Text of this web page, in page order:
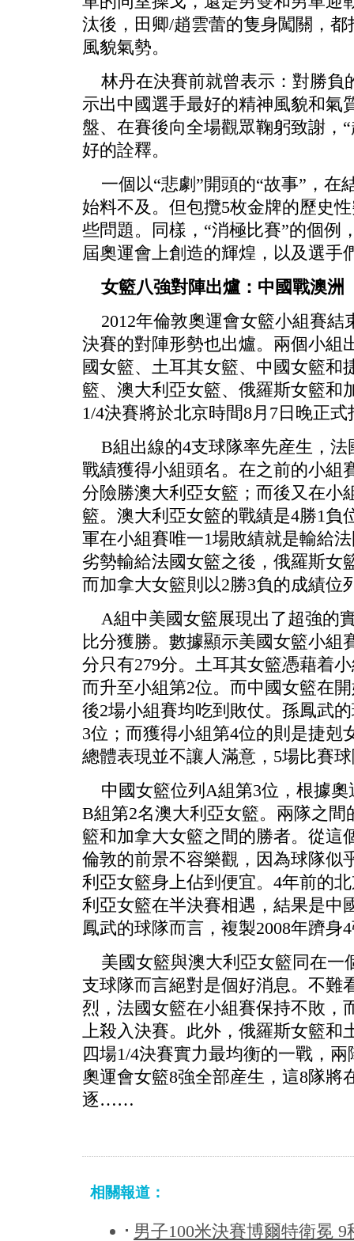
汰後，田卿/趙雲蕾的隻身闖關，
風貌氣勢。
林丹在決賽前就曾表示：對勝負
示出中國選手最好的精神風貌和氣
盤、在賽後向全場觀眾鞠躬致謝，
好的詮釋。
一個以“悲劇”開頭的“故事”，在
始料不及。但包攬5枚金牌的歷史
些問題。同樣，“消極比賽”的個例
屆奧運會上創造的輝煌，以及選手
女籃八強對陣出爐：中國戰澳洲
2012年倫敦奧運會女籃小組賽結
決賽的對陣形勢也出爐。兩個小組
國女籃、土耳其女籃、中國女籃和
籃、澳大利亞女籃、俄羅斯女籃和
1/4決賽將於北京時間8月7日晚正式
B組出線的4支球隊率先産生，法
戰績獲得小組頭名。在之前的小組
分險勝澳大利亞女籃；而後又在小
籃。澳大利亞女籃的戰績是4勝1負
軍在小組賽唯一1場敗績就是輸給
劣勢輸給法國女籃之後，俄羅斯女
而加拿大女籃則以2勝3負的成績位
A組中美國女籃展現出了超強的
比分獲勝。數據顯示美國女籃小組
分只有279分。土耳其女籃憑藉着
而升至小組第2位。而中國女籃在
後2場小組賽均吃到敗仗。孫鳳武
3位；而獲得小組第4位的則是捷剋
總體表現並不讓人滿意，5場比賽
中國女籃位列A組第3位，根據奧
B組第2名澳大利亞女籃。兩隊之
籃和加拿大女籃之間的勝者。從這
倫敦的前景不容樂觀，因為球隊似
利亞女籃身上佔到便宜。4年前的
利亞女籃在半決賽相遇，結果是中
鳳武的球隊而言，複製2008年躋身
美國女籃與澳大利亞女籃同在一
支球隊而言絕對是個好消息。不難
烈，法國女籃在小組賽保持不敗，
上殺入決賽。此外，俄羅斯女籃和
四場1/4決賽實力最均衡的一戰，
奧運會女籃8強全部産生，這8隊將
逐……
相關報道：
男子100米決賽博爾特衛冕